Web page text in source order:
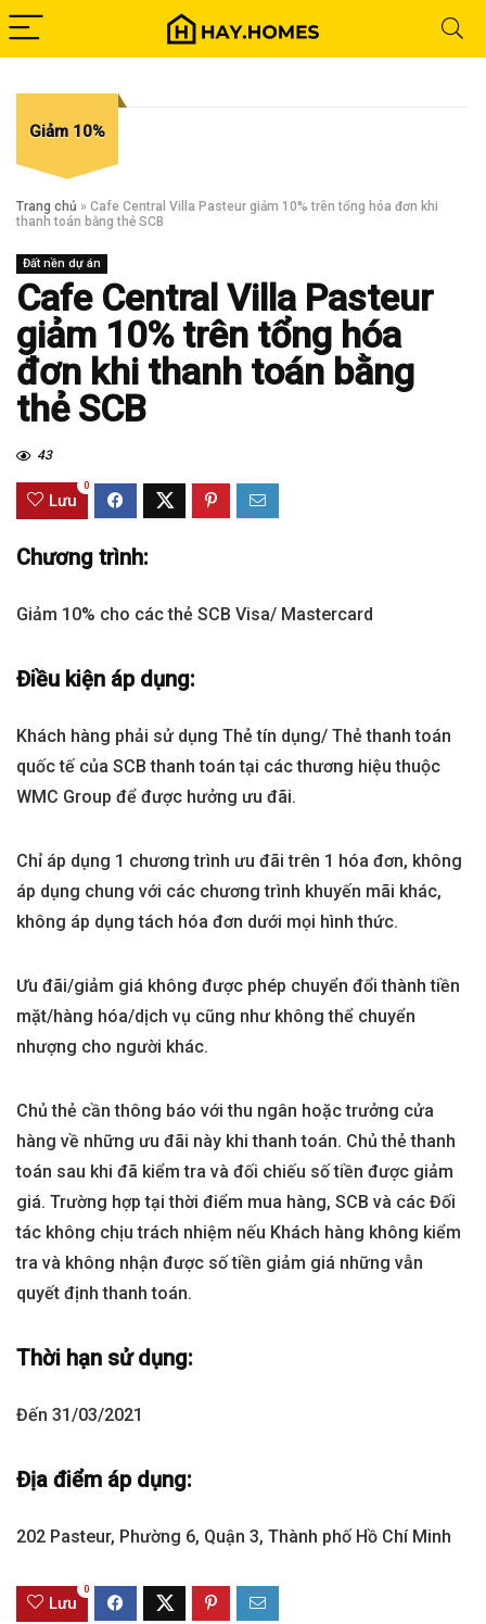
Giảm 10%
Trang chủ » Cafe Central Villa Pasteur giảm 10% trên tổng hóa đơn khi
thanh toán bằng thẻ SCB
Đất nền dự án
Cafe Central Villa Pasteur
giảm 10% trên tổng hóa
đơn khi thanh toán bằng
thẻ SCB
43
Lưu
0
Chương trình:
Giảm 10% cho các thẻ SCB Visa/ Mastercard
Điều kiện áp dụng:
Khách hàng phải sử dụng Thẻ tín dụng/ Thẻ thanh toán
quốc tế của SCB thanh toán tại các thương hiệu thuộc
WMC Group để được hưởng ưu đãi.
Chỉ áp dụng 1 chương trình ưu đãi trên 1 hóa đơn, không
áp dụng chung với các chương trình khuyến mãi khác,
không áp dụng tách hóa đơn dưới mọi hình thức.
Ưu đãi/giảm giá không được phép chuyển đổi thành tiền
mặt/hàng hóa/dịch vụ cũng như không thể chuyển
nhượng cho người khác.
Chủ thẻ cần thông báo với thu ngân hoặc trưởng cửa
hàng về những ưu đãi này khi thanh toán. Chủ thẻ thanh
toán sau khi đã kiểm tra và đối chiếu số tiền được giảm
giá. Trường hợp tại thời điểm mua hàng, SCB và các Đối
tác không chịu trách nhiệm nếu Khách hàng không kiểm
tra và không nhận được số tiền giảm giá những vẫn
quyết định thanh toán.
Thời hạn sử dụng:
Đến 31/03/2021
Địa điểm áp dụng:
202 Pasteur, Phường 6, Quận 3, Thành phố Hồ Chí Minh
Lưu
0